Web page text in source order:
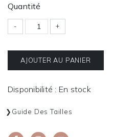
Quantité
- +
AJOUTER AU PANIER
Disponibilité : En stock
Guide Des Tailles